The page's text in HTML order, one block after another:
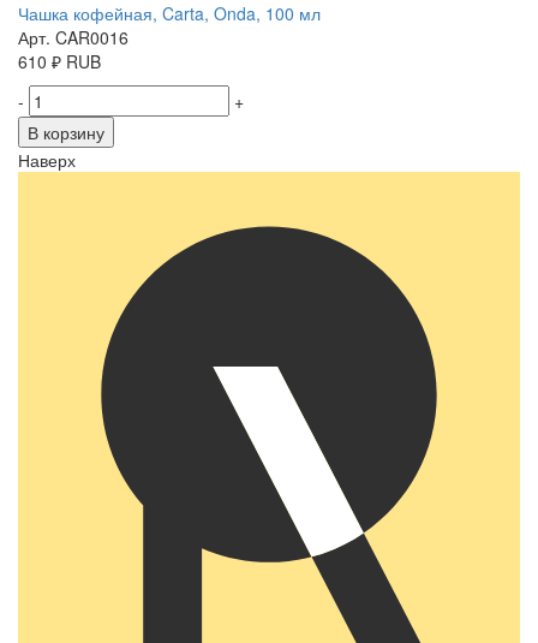
Чашка кофейная, Carta, Onda, 100 мл
Арт. CAR0016
610 ₽ RUB
-
+
В корзину
Наверх